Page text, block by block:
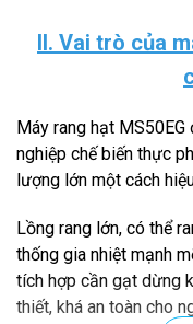
II. Vai trò của
Máy rang hạt
nghiệp chế biến thực
lượng lớn một cách
Lồng rang lớn, có thể
thống gia nhiệt mạnh
tích hợp cần gạt dừng
thiết, khá an toàn cho